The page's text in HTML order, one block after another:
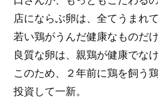
店にならぶ卵は、全てうまれ
若い鶏がうんだ健康なものだ
良質な卵は、親鶏が健康でな
このため、２年前に鶏を飼う
投資して一新。